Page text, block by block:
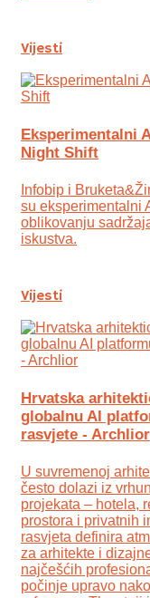
Vijesti
Eksperimentalni
Night Shift
Infobip i
su eksperimentalni
oblikovanju
iskustva.
Vijesti
Hrvatska
globalnu AI
rasvjete - Archlior
U suvremenoj
često dolazi iz
projekata – hotela,
prostora i privatnih
rasvjeta definira
za arhitekte i
najčešćih
počinje upravo